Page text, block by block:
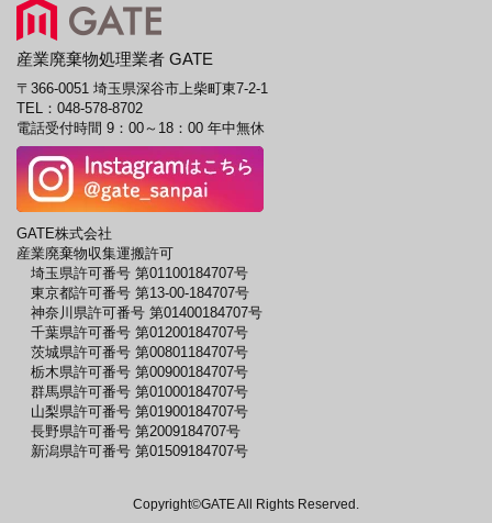
産業廃棄物処理業者 GATE
〒366-0051 埼玉県深谷市上柴町東7-2-1
TEL： 048-578-8702
電話受付時間 9：00～18：00 年中無休
GATE株式会社
産業廃棄物収集運搬許可
埼玉県許可番号 第01100184707号
東京都許可番号 第13-00-184707号
神奈川県許可番号 第01400184707号
千葉県許可番号 第01200184707号
茨城県許可番号 第00801184707号
栃木県許可番号 第00900184707号
群馬県許可番号 第01000184707号
山梨県許可番号 第01900184707号
長野県許可番号 第2009184707号
新潟県許可番号 第01509184707号
Copyright©GATE All Rights Reserved.